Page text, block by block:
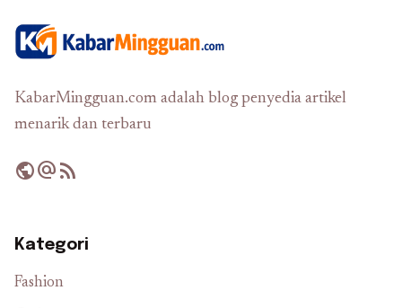
KabarMingguan.com adalah blog penyedia artikel
menarik dan terbaru
publicalternate_emailrss_feed
Kategori
Fashion